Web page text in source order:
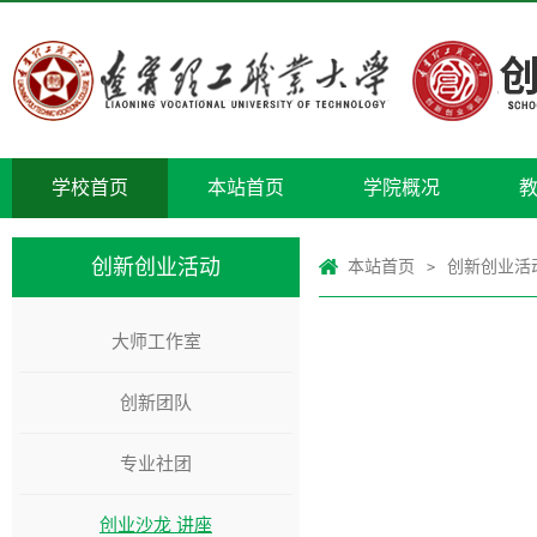
学校首页 本站首页 学院概况
创新创业活动
大师工作室
创新团队
专业社团
创业沙龙 讲座
本站首页 > 创新创业活